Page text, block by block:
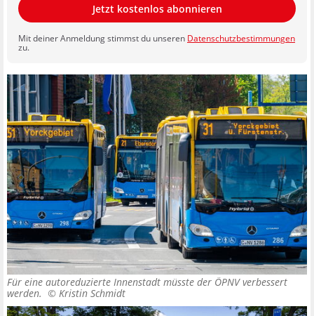
Jetzt kostenlos abonnieren
Mit deiner Anmeldung stimmst du unseren Datenschutzbestimmungen
zu.
Für eine autoreduzierte Innenstadt müsste der ÖPNV verbessert
werden. © Kristin Schmidt